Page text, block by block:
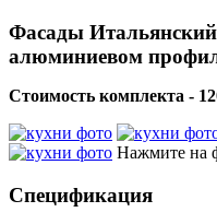
Фасады
алюминиевом
Стоимость комплекта -
Нажмите на
Спецификация